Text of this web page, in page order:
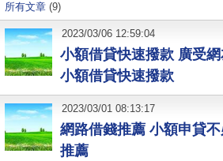
所有文章 (9)
小額借貸快速撥款 廣受
小額借貸快速撥款
2023/03/06 12:59:04
網路借錢推薦 小額申貸
推薦
2023/03/01 08:13:17